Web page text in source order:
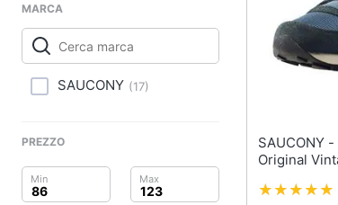
Brico e Giardinaggio
Prima infanzia
Occhiali
Occhiali
Vedi tutti
MARCA
SAUCONY (17)
PREZZO
SAUCONY - Scarpe Uomo Jazz
Original